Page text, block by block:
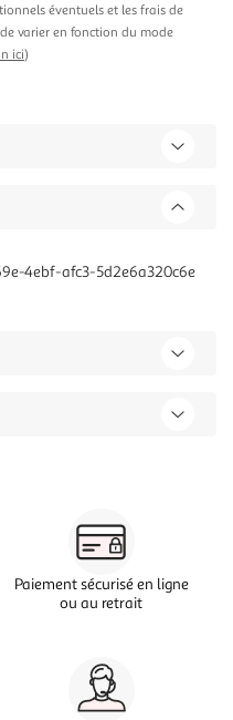
éventuels et les frais de
varier en fonction du mode
ici)
4ebf-afc3-5d2e6a320c6e
Paiement sécurisé en ligne
ou au retrait